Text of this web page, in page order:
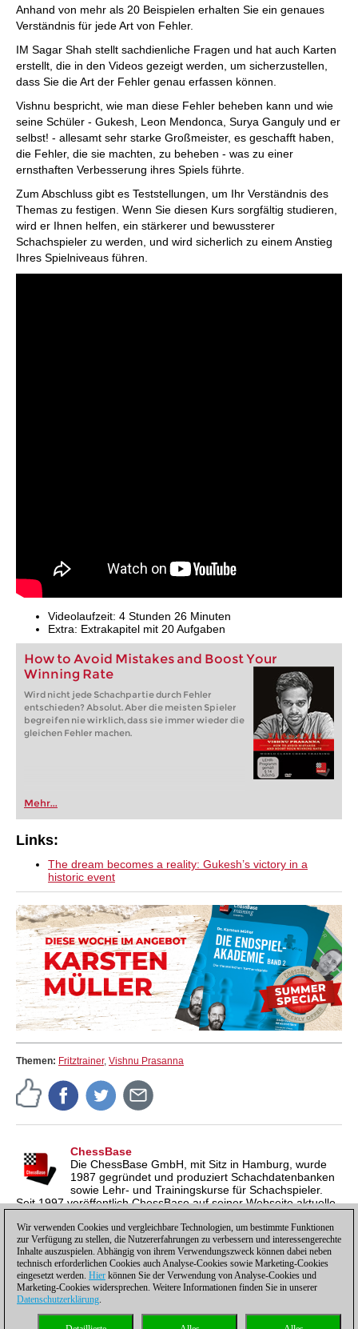
Anhand von mehr als 20 Beispielen erhalten Sie ein genaues
Verständnis für jede Art von Fehler.
IM Sagar Shah stellt sachdienliche Fragen und hat auch Karten
erstellt, die in den Videos gezeigt werden, um sicherzustellen,
dass Sie die Art der Fehler genau erfassen können.
Vishnu bespricht, wie man diese Fehler beheben kann und wie
seine Schüler - Gukesh, Leon Mendonca, Surya Ganguly und er
selbst! - allesamt sehr starke Großmeister, es geschafft haben,
die Fehler, die sie machten, zu beheben - was zu einer
ernsthaften Verbesserung ihres Spiels führte.
Zum Abschluss gibt es Teststellungen, um Ihr Verständnis des
Themas zu festigen. Wenn Sie diesen Kurs sorgfältig studieren,
wird er Ihnen helfen, ein stärkerer und bewussterer
Schachspieler zu werden, und wird sicherlich zu einem Anstieg
Ihres Spielniveaus führen.
Videolaufzeit: 4 Stunden 26 Minuten
Extra: Extrakapitel mit 20 Aufgaben
How to Avoid Mistakes and Boost Your
Winning Rate
Wird nicht jede Schachpartie durch Fehler
entschieden? Absolut. Aber die meisten Spieler
begreifen nie wirklich, dass sie immer wieder die
gleichen Fehler machen.
Mehr...
Links:
The dream becomes a reality: Gukesh’s victory in a
historic event
Themen: Fritztrainer, Vishnu Prasanna
ChessBase
Die ChessBase GmbH, mit Sitz in Hamburg, wurde
1987 gegründet und produziert Schachdatenbanken
sowie Lehr- und Trainingskurse für Schachspieler.
Seit 1997 veröffentlich ChessBase auf seiner Webseite aktuelle
inzwischen in vier Sprachen und gilt weltweit als wichtigste
Schachnachrichtenseite.
Wir verwenden Cookies und vergleichbare Technologien, um bestimmte Funktionen
zur Verfügung zu stellen, die Nutzererfahrungen zu verbessern und interessengerechte
Inhalte auszuspielen. Abhängig von ihrem Verwendungszweck können dabei neben
technisch erforderlichen Cookies auch Analyse-Cookies sowie Marketing-Cookies
eingesetzt werden. Hier können Sie der Verwendung von Analyse-Cookies und
Marketing-Cookies widersprechen. Weitere Informationen finden Sie in unserer
Datenschutzerklärung.